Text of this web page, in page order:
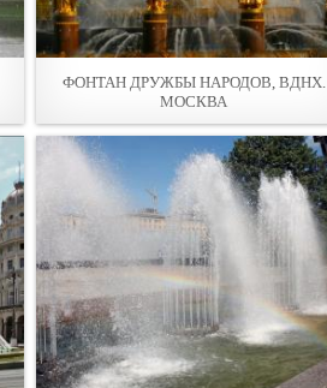
ФОНТАН ДРУЖБЫ НАРОДОВ, ВДНХ.
МОСКВА